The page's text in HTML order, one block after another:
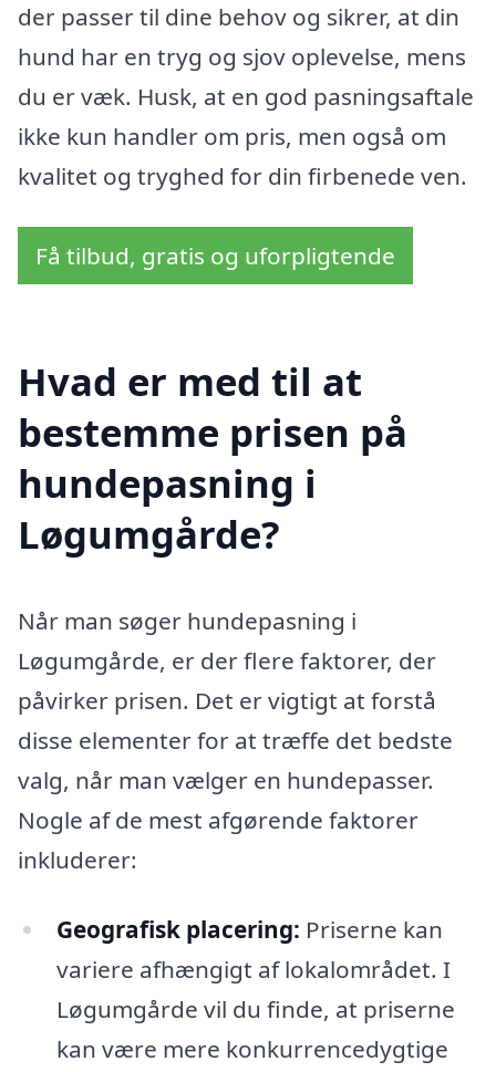
der passer til dine behov og sikrer, at din
hund har en tryg og sjov oplevelse, mens
du er væk. Husk, at en god pasningsaftale
ikke kun handler om pris, men også om
kvalitet og tryghed for din firbenede ven.
Få tilbud, gratis og uforpligtende
Hvad er med til at
bestemme prisen på
hundepasning i
Løgumgårde?
Når man søger hundepasning i
Løgumgårde, er der flere faktorer, der
påvirker prisen. Det er vigtigt at forstå
disse elementer for at træffe det bedste
valg, når man vælger en hundepasser.
Nogle af de mest afgørende faktorer
inkluderer:
Geografisk placering: Priserne kan
variere afhængigt af lokalområdet. I
Løgumgårde vil du finde, at priserne
kan være mere konkurrencedygtige